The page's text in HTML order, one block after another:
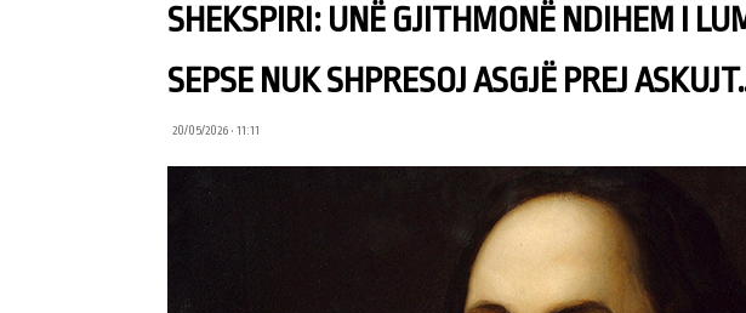
SHEKSPIRI: UNË GJITHMONË NDIHEM I
SEPSE NUK SHPRESOJ ASGJË PREJ
20/05/2026 • 11:11